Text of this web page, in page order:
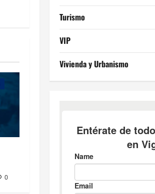
0
Turismo
VIP
Vivienda y Urbanismo